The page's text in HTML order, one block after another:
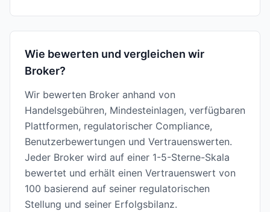
Wie bewerten und vergleichen wir
Broker?
Wir bewerten Broker anhand von
Handelsgebühren, Mindesteinlagen, verfügbaren
Plattformen, regulatorischer Compliance,
Benutzerbewertungen und Vertrauenswerten.
Jeder Broker wird auf einer 1-5-Sterne-Skala
bewertet und erhält einen Vertrauenswert von
100 basierend auf seiner regulatorischen
Stellung und seiner Erfolgsbilanz.